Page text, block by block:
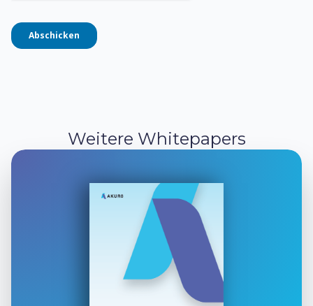
Weitere Whitepapers